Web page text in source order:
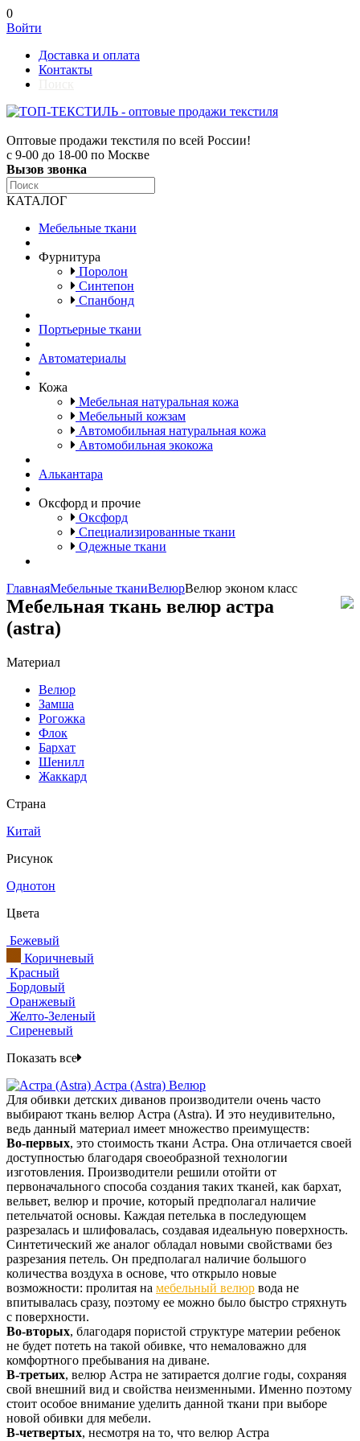
0
Войти
Доставка и оплата
Контакты
Оптовые продажи текстиля по всей России!
с 9-00 до 18-00 по Москве
Вызов звонка
КАТАЛОГ
Мебельные ткани
Фурнитура
Поролон
Синтепон
Спанбонд
Портьерные ткани
Автоматериалы
Кожа
Мебельная натуральная кожа
Мебельный кожзам
Автомобильная натуральная кожа
Автомобильная экокожа
Алькантара
Оксфорд и прочие
Оксфорд
Специализированные ткани
Одежные ткани
ГлавнаяМебельные тканиВелюрВелюр эконом класс
мебельная ткань велюр астра
(astra)
Материал
Велюр
Замша
Рогожка
Флок
Бархат
Шенилл
Жаккард
Страна
Китай
Рисунок
Однотон
Цвета
Бежевый
Коричневый
Красный
Бордовый
Оранжевый
Желто-Зеленый
Сиреневый
Показать все
Астра (Astra) Велюр
Для обивки детских диванов производители очень часто
выбирают ткань велюр Астра (Astra). И это неудивительно,
ведь данный материал имеет множество преимуществ:
Во-первых, это стоимость ткани Астра. Она отличается своей
доступностью благодаря своеобразной технологии
изготовления. Производители решили отойти от
первоначального способа создания таких тканей, как бархат,
вельвет, велюр и прочие, который предполагал наличие
петельчатой основы. Каждая петелька в последующем
разрезалась и шлифовалась, создавая идеальную поверхность.
Синтетический же аналог обладал новыми свойствами без
разрезания петель. Он предполагал наличие большого
количества воздуха в основе, что открыло новые
возможности: пролитая на мебельный велюр вода не
впитывалась сразу, поэтому ее можно было быстро стряхнуть
с поверхности.
Во-вторых, благодаря пористой структуре материи ребенок
не будет потеть на такой обивке, что немаловажно для
комфортного пребывания на диване.
В-третьих, велюр Астра не затирается долгие годы, сохраняя
свой внешний вид и свойства неизменными. Именно поэтому
стоит особое внимание уделить данной ткани при выборе
новой обивки для мебели.
В-четвертых, несмотря на то, что велюр Астра